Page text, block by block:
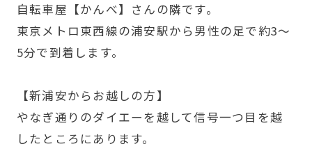
自転車屋【かんべ】さんの隣です。
東京メトロ東西線の浦安駅から男性の足で約3～
5分で到着します。
【新浦安からお越しの方】
やなぎ通りのダイエーを越して信号一つ目を越
したところにあります。